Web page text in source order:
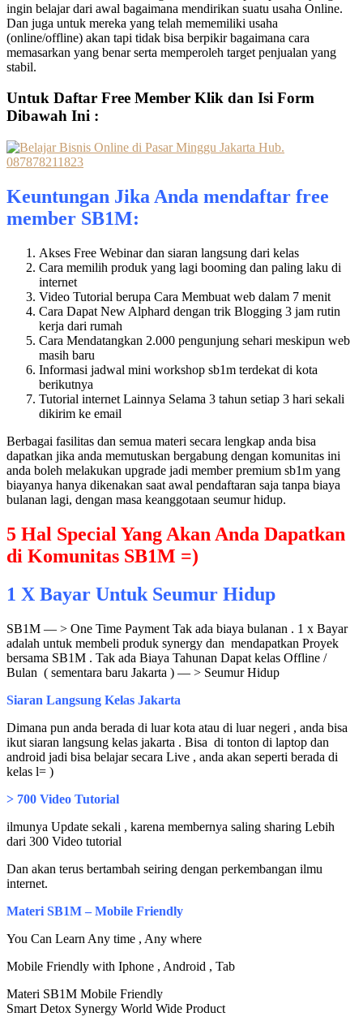
ingin belajar dari awal bagaimana mendirikan suatu usaha Online.
Dan juga untuk mereka yang telah mememiliki usaha
(online/offline) akan tapi tidak bisa berpikir bagaimana cara
memasarkan yang benar serta memperoleh target penjualan yang
stabil.
Untuk Daftar Free Member Klik dan Isi Form
Dibawah Ini :
Keuntungan Jika Anda mendaftar free
member SB1M:
Akses Free Webinar dan siaran langsung dari kelas
Cara memilih produk yang lagi booming dan paling laku di
internet
Video Tutorial berupa Cara Membuat web dalam 7 menit
Cara Dapat New Alphard dengan trik Blogging 3 jam rutin
kerja dari rumah
Cara Mendatangkan 2.000 pengunjung sehari meskipun web
masih baru
Informasi jadwal mini workshop sb1m terdekat di kota
berikutnya
Tutorial internet Lainnya Selama 3 tahun setiap 3 hari sekali
dikirim ke email
Berbagai fasilitas dan semua materi secara lengkap anda bisa
dapatkan jika anda memutuskan bergabung dengan komunitas ini
anda boleh melakukan upgrade jadi member premium sb1m yang
biayanya hanya dikenakan saat awal pendaftaran saja tanpa biaya
bulanan lagi, dengan masa keanggotaan seumur hidup.
5 Hal Special Yang Akan Anda Dapatkan
di Komunitas SB1M =)
1 X Bayar Untuk Seumur Hidup
SB1M — > One Time Payment Tak ada biaya bulanan . 1 x Bayar
adalah untuk membeli produk synergy dan mendapatkan Proyek
bersama SB1M . Tak ada Biaya Tahunan Dapat kelas Offline /
Bulan ( sementara baru Jakarta ) — > Seumur Hidup
Siaran Langsung Kelas Jakarta
Dimana pun anda berada di luar kota atau di luar negeri , anda bisa
ikut siaran langsung kelas jakarta . Bisa di tonton di laptop dan
android jadi bisa belajar secara Live , anda akan seperti berada di
kelas l= )
> 700 Video Tutorial
ilmunya Update sekali , karena membernya saling sharing Lebih
dari 300 Video tutorial
Dan akan terus bertambah seiring dengan perkembangan ilmu
internet.
Materi SB1M – Mobile Friendly
You Can Learn Any time , Any where
Mobile Friendly with Iphone , Android , Tab
Materi SB1M Mobile Friendly
Smart Detox Synergy World Wide Product